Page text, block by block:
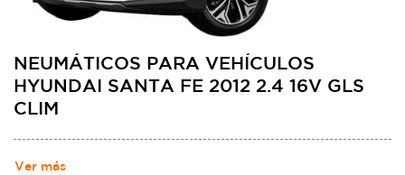
NEUMÁTICOS PARA VEHÍCULOS
HYUNDAI SANTA FE 2012 2.4 16V GLS
CLIM
Ver más